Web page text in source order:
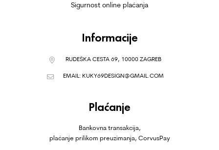
Sigurnost online plaćanja
Informacije
RUDEŠKA CESTA 69, 10000 ZAGREB
EMAIL: KUKY69DESIGN@GMAIL.COM
Plaćanje
Bankovna transakcija,
plaćanje prilikom preuzimanja, CorvusPay